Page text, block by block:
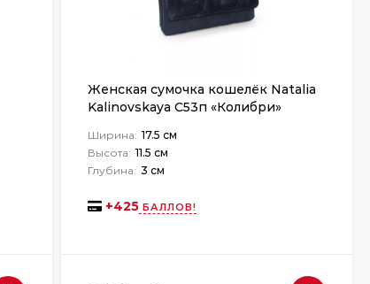
Женская сумочка кошелёк Natalia
Kalinovskaya С53п «Колибри»
Ширина: 17.5 см
Высота: 11.5 см
Глубина: 3 см
+425БАЛЛОВ!